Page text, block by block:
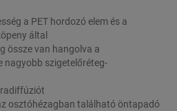
a PET hordozó elem és a
által
össze van hangolva a
nagyobb szigetelőréteg-
osztóhézagban található öntapadó